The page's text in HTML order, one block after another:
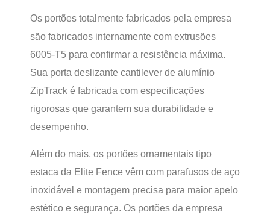
Os portões totalmente fabricados pela empresa
são fabricados internamente com extrusões
6005-T5 para confirmar a resistência máxima.
Sua porta deslizante cantilever de alumínio
ZipTrack é fabricada com especificações
rigorosas que garantem sua durabilidade e
desempenho.
Além do mais, os portões ornamentais tipo
estaca da Elite Fence vêm com parafusos de aço
inoxidável e montagem precisa para maior apelo
estético e segurança. Os portões da empresa